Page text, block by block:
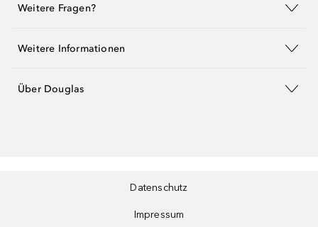
Weitere Fragen?
Weitere Informationen
Über Douglas
Datenschutz
Impressum